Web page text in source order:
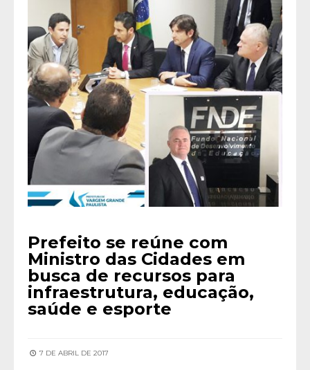
Prefeito se reúne com
Ministro das Cidades em
busca de recursos para
infraestrutura, educação,
saúde e esporte
7 DE ABRIL DE 2017